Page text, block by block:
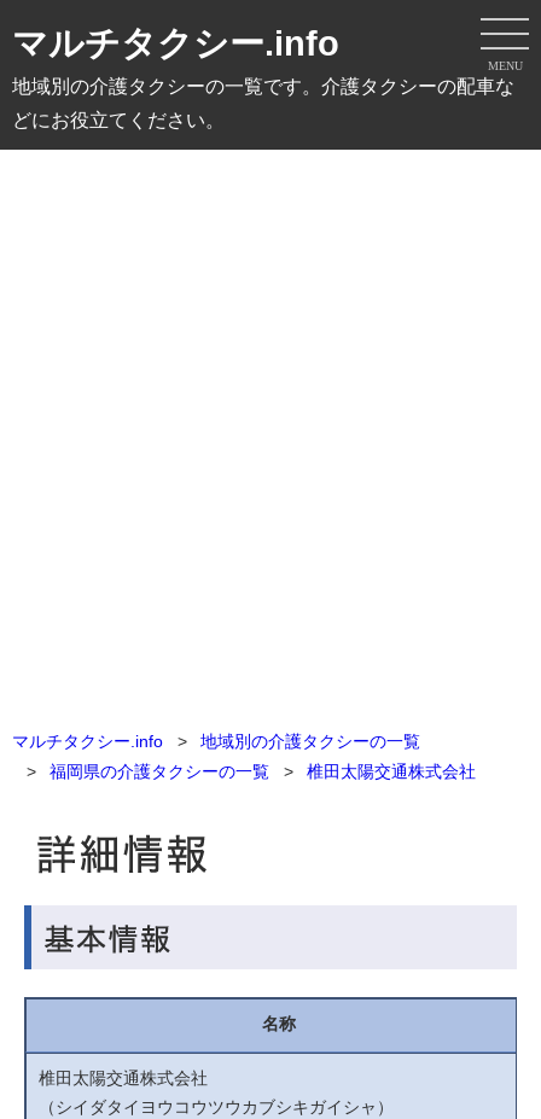
MENU
マルチタクシー.info
地域別の介護タクシーの一覧です。介護タクシーの配車な
どにお役立てください。
マルチタクシー.info
地域別の介護タクシーの一覧
福岡県の介護タクシーの一覧
椎田太陽交通株式会社
名称
椎田太陽交通株式会社
（シイダタイヨウコウツウカブシキガイシャ）